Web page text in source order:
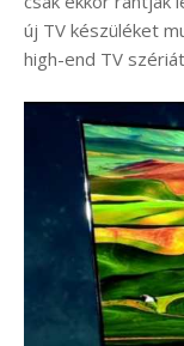
új TV készüléket
high-end TV